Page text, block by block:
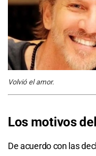
Volvió el amor.
Los motivos
De acuerdo con las